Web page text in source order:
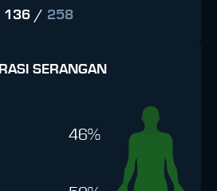
136/ 258
SERANGAN
46%